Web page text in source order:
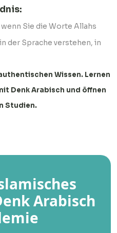
Sie die Worte Allahs
der Sprache verstehen, in
Wissen. Lernen
Denk Arabisch und öffnen
Studien.
Arabisch